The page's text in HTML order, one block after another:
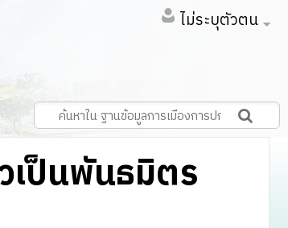
ไม่ระบุตัวตน
ป็นพันธมิตร